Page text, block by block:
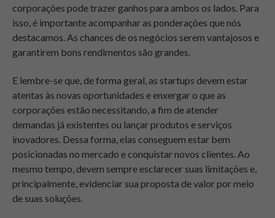
corporações pode trazer ganhos para ambos os lados. Para
isso, é importante acompanhar as ponderações que nós
destacamos. As chances de os negócios serem vantajosos e
garantirem bons rendimentos são grandes.
E lembre-se que, de forma geral, as startups devem estar
atentas às novas oportunidades e enxergar o que as
corporações estão necessitando, a fim de atender
demandas já existentes ou lançar produtos e serviços
inovadores. Dessa forma, elas conseguem estar bem
posicionadas no mercado e conquistar novos clientes. Ao
mesmo tempo, devem sempre esclarecer suas limitações e,
principalmente, evidenciar sua proposta de valor por meio
de suas soluções.